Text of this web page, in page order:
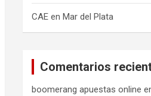
CAE en Mar del Plata
Comentarios
boomerang apuestas online